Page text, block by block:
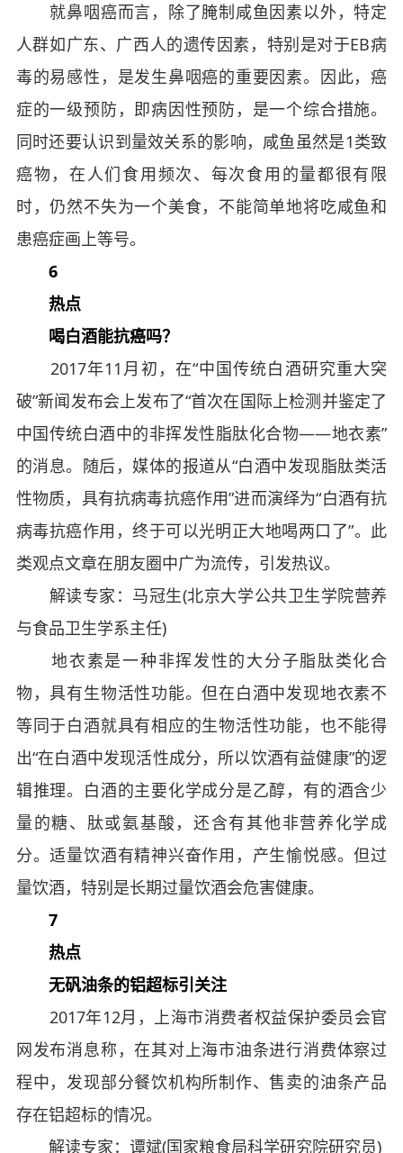
就鼻咽癌而言，除了腌制咸鱼因素以外，特定
人群如广东、广西人的遗传因素，特别是对于EB病
毒的易感性，是发生鼻咽癌的重要因素。因此，癌
症的一级预防，即病因性预防，是一个综合措施。
同时还要认识到量效关系的影响，咸鱼虽然是1类致
癌物，在人们食用频次、每次食用的量都很有限
时，仍然不失为一个美食，不能简单地将吃咸鱼和
患癌症画上等号。
6
热点
喝白酒能抗癌吗？
2017年11月初，在“中国传统白酒研究重大突
破”新闻发布会上发布了“首次在国际上检测并鉴定了
中国传统白酒中的非挥发性脂肽化合物——地衣素”
的消息。随后，媒体的报道从“白酒中发现脂肽类活
性物质，具有抗病毒抗癌作用”进而演绎为“白酒有抗
病毒抗癌作用，终于可以光明正大地喝两口了”。此
类观点文章在朋友圈中广为流传，引发热议。
解读专家：马冠生(北京大学公共卫生学院营养
与食品卫生学系主任)
地衣素是一种非挥发性的大分子脂肽类化合
物，具有生物活性功能。但在白酒中发现地衣素不
等同于白酒就具有相应的生物活性功能，也不能得
出“在白酒中发现活性成分，所以饮酒有益健康”的逻
辑推理。白酒的主要化学成分是乙醇，有的酒含少
量的糖、肽或氨基酸，还含有其他非营养化学成
分。适量饮酒有精神兴奋作用，产生愉悦感。但过
量饮酒，特别是长期过量饮酒会危害健康。
7
热点
无矾油条的铝超标引关注
2017年12月，上海市消费者权益保护委员会官
网发布消息称，在其对上海市油条进行消费体察过
程中，发现部分餐饮机构所制作、售卖的油条产品
存在铝超标的情况。
解读专家：谭斌(国家粮食局科学研究院研究员)